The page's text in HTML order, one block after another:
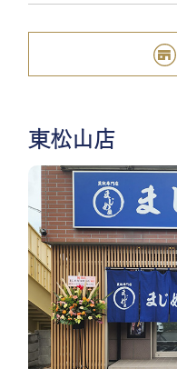
東松山店